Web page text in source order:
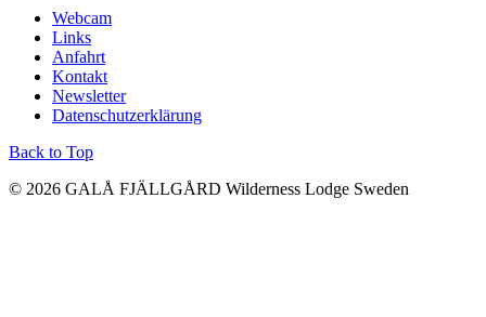
Webcam
Links
Anfahrt
Kontakt
Newsletter
Datenschutzerklärung
Back to Top
© 2026 GALÅ FJÄLLGÅRD Wilderness Lodge Sweden